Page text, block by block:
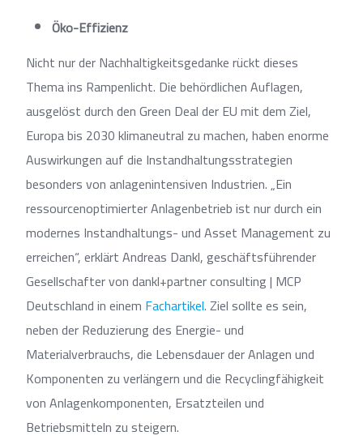
Öko-Effizienz
Nicht nur der Nachhaltigkeitsgedanke rückt dieses
Thema ins Rampenlicht. Die behördlichen Auflagen,
ausgelöst durch den Green Deal der EU mit dem Ziel,
Europa bis 2030 klimaneutral zu machen, haben enorme
Auswirkungen auf die Instandhaltungsstrategien
besonders von anlagenintensiven Industrien. „Ein
ressourcenoptimierter Anlagenbetrieb ist nur durch ein
modernes Instandhaltungs- und Asset Management zu
erreichen“, erklärt Andreas Dankl, geschäftsführender
Gesellschafter von dankl+partner consulting | MCP
Deutschland in einem Fachartikel. Ziel sollte es sein,
neben der Reduzierung des Energie- und
Materialverbrauchs, die Lebensdauer der Anlagen und
Komponenten zu verlängern und die Recyclingfähigkeit
von Anlagenkomponenten, Ersatzteilen und
Betriebsmitteln zu steigern.